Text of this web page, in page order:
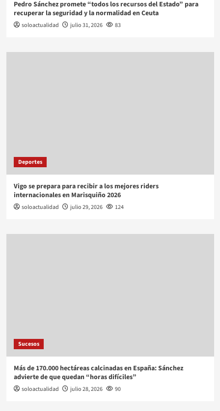
Pedro Sánchez promete “todos los recursos del Estado” para
recuperar la seguridad y la normalidad en Ceuta
soloactualidad julio 31, 2026 83
Deportes
Vigo se prepara para recibir a los mejores riders
internacionales en Marisquiño 2026
soloactualidad julio 29, 2026 124
Sucesos
Más de 170.000 hectáreas calcinadas en España: Sánchez
advierte de que quedan “horas difíciles”
soloactualidad julio 28, 2026 90